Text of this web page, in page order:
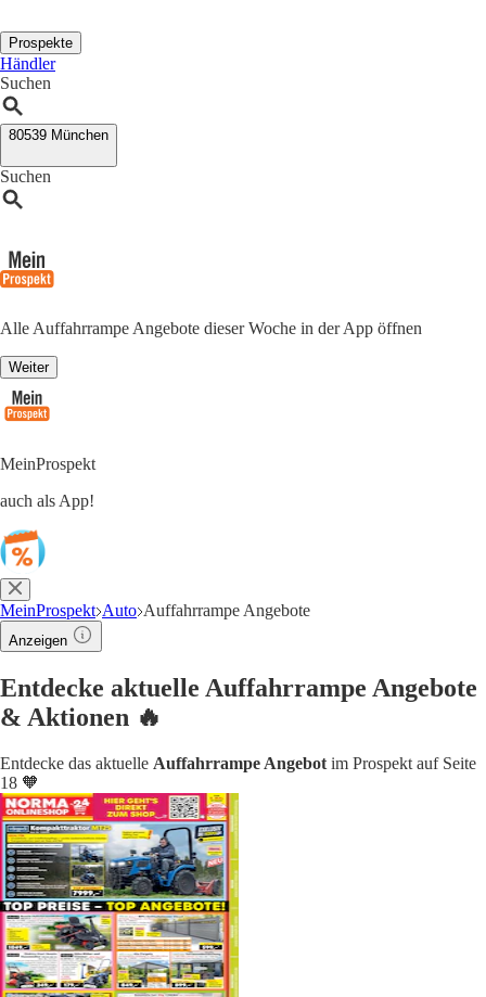
Prospekte
Händler
Suchen
80539 München
Suchen
Alle Auffahrrampe Angebote dieser Woche in der App öffnen
Weiter
MeinProspekt
auch als App!
MeinProspekt Auto Auffahrrampe Angebote
Anzeigen
Entdecke aktuelle Auffahrrampe Angebote
& Aktionen 🔥
Entdecke das aktuelle Auffahrrampe Angebot im Prospekt auf Seite
18 🧡